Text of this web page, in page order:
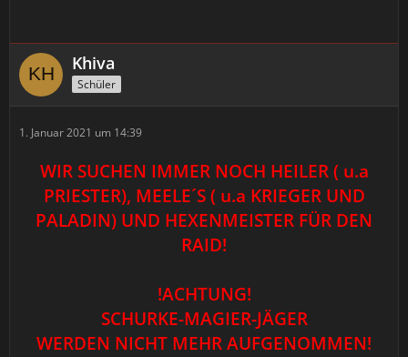
Khiva
Schüler
1. Januar 2021 um 14:39
WIR SUCHEN IMMER NOCH HEILER ( u.a
PRIESTER), MEELE´S ( u.a KRIEGER UND
PALADIN) UND HEXENMEISTER FÜR DEN
RAID!
!ACHTUNG!
SCHURKE-MAGIER-JÄGER
WERDEN NICHT MEHR AUFGENOMMEN!